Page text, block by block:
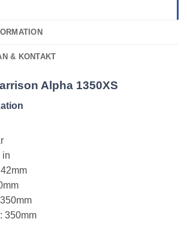
& KONTAKT
Alpha 1350XS
in
350mm